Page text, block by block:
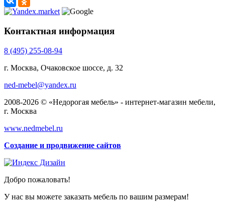
Контактная информация
8 (495) 255-08-94
г. Москва, Очаковское шоссе, д. 32
ned-mebel@yandex.ru
2008-2026 © «Недорогая мебель» - интернет-магазин мебели,
г. Москва
www.nedmebel.ru
Создание и продвижение сайтов
Добро пожаловать!
У нас вы можете заказать мебель по вашим размерам!